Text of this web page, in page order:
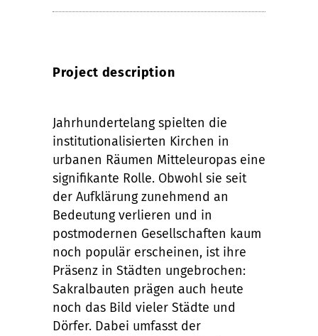
Project description
Jahrhundertelang spielten die
institutionalisierten Kirchen in
urbanen Räumen Mitteleuropas eine
signifikante Rolle. Obwohl sie seit
der Aufklärung zunehmend an
Bedeutung verlieren und in
postmodernen Gesellschaften kaum
noch populär erscheinen, ist ihre
Präsenz in Städten ungebrochen:
Sakralbauten prägen auch heute
noch das Bild vieler Städte und
Dörfer. Dabei umfasst der